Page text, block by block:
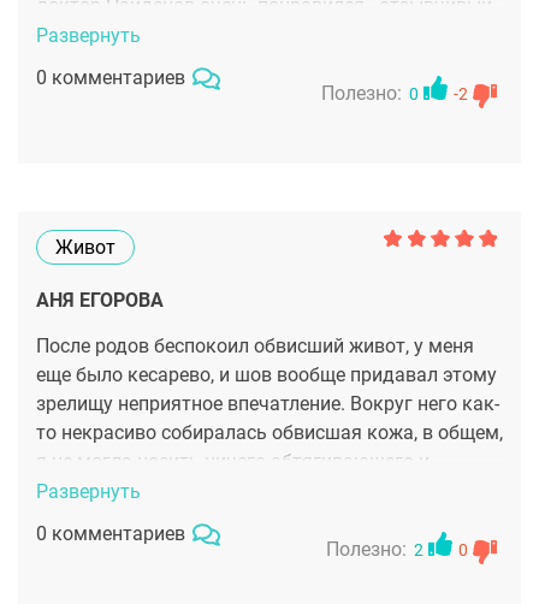
доктор Найденов очень понравился - отзывчивый
и хороший профессионал. В целом всё на высшем
уровне и хирурга рекомендую
Развернуть
0 комментариев
Полезно: 0 -2
Живот
АНЯ ЕГОРОВА
После родов беспокоил обвисший живот, у меня
еще было кесарево, и шов вообще придавал этому
зрелищу неприятное впечатление. Вокруг него как-
то некрасиво собиралась обвисшая кожа, в общем,
я не могла носить ничего обтягивающего и
комплексовала. Решилась на абдоминопластику,
хорошо, что Фрау клиник предлагает акции на
операции, я хорошо сэкономила. Операцию делал
Развернуть
0 комментариев
Полезно: 2 0